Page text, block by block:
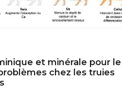
et minérale pour le
chez les truies